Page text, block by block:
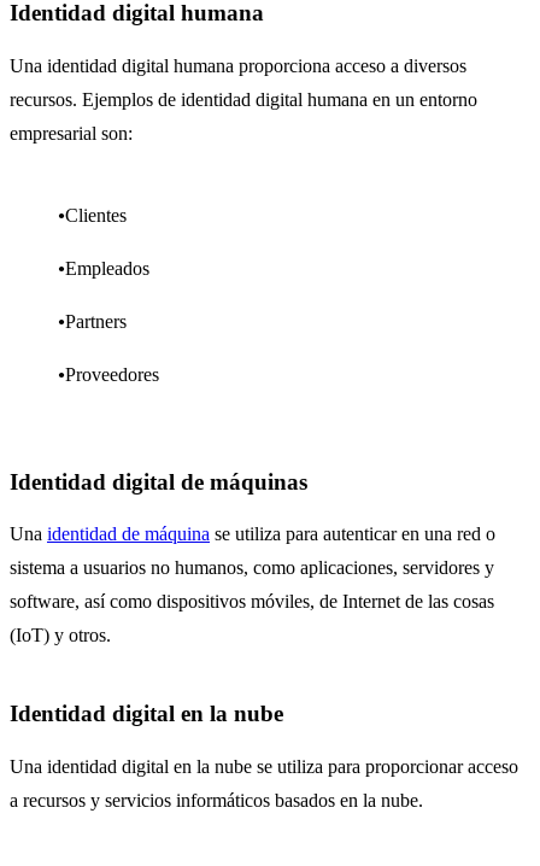
Identidad digital humana
Una identidad digital humana proporciona acceso a diversos
recursos. Ejemplos de identidad digital humana en un entorno
empresarial son:
Clientes
Empleados
Partners
Proveedores
Identidad digital de máquinas
Una identidad de máquina se utiliza para autenticar en una red o
sistema a usuarios no humanos, como aplicaciones, servidores y
software, así como dispositivos móviles, de Internet de las cosas
(IoT) y otros.
Identidad digital en la nube
Una identidad digital en la nube se utiliza para proporcionar acceso
a recursos y servicios informáticos basados ​​en la nube.